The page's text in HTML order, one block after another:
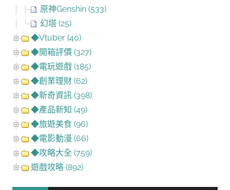
原神Genshin (533)
幻塔 (25)
◆Vtuber (40)
◆開箱評價 (327)
◆電玩遊戲 (185)
◆創業理財 (62)
◆新奇資訊 (398)
◆產品新知 (49)
◆旅遊美食 (96)
◆電影動漫 (66)
◆攻略大全 (759)
遊戲攻略 (892)